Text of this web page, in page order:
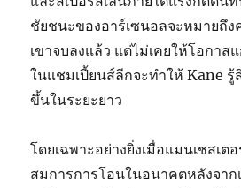
ชัยชนะของอาร์เซนอลจะหมายถึ
เขาจบลงแล้ว แต่ไม่เคยให้โอกาส
ในแชมเปี้ยนส์ลีกจะทำให้ Kane
ขึ้นในระยะยาว
โดยเฉพาะอย่างยิ่งเมื่อแมนเชสเ
สมการการโอนในอนาคตหลังจา